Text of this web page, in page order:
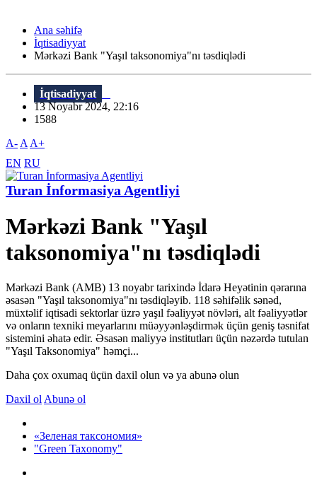
Ana səhifə
İqtisadiyyat
Mərkəzi Bank "Yaşıl taksonomiya"nı təsdiqlədi
İqtisadiyyat
13 Noyabr 2024, 22:16
1588
A- A A+
EN RU
Turan İnformasiya Agentliyi
Mərkəzi Bank "Yaşıl
taksonomiya"nı təsdiqlədi
Mərkəzi Bank (AMB) 13 noyabr tarixində İdarə Heyətinin qərarına
əsasən "Yaşıl taksonomiya"nı təsdiqləyib. 118 səhifəlik sənəd,
müxtəlif iqtisadi sektorlar üzrə yaşıl fəaliyyət növləri, alt fəaliyyətlər
və onların texniki meyarlarını müəyyənləşdirmək üçün geniş təsnifat
sistemini əhatə edir. Əsasən maliyyə institutları üçün nəzərdə tutulan
"Yaşıl Taksonomiya" həmçi...
Daha çox oxumaq üçün daxil olun və ya abunə olun
Daxil ol Abunə ol
«Зеленая таксономия»
"Green Taxonomy"